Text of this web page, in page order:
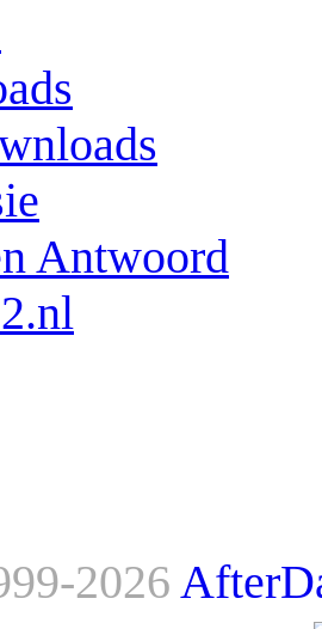
Antwoord
2026